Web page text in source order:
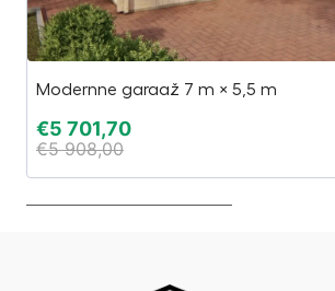
Modernne garaaž 7 m × 5,5 m
€5 701,70
€5 908,00